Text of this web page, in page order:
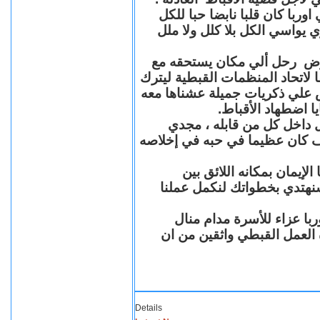
كان قلبا نابضا حبا للكل
يواسي الكل بلا كلل ولا ملل
رحل ألي مكان يستحقه مع
المنظمات القبطية ليترك
علي ذكريات جميلة عشناها معه
اضطهاد الأقباط.
داخل كل من قابله ، مجدي
عظيما في حبه في إخلاصه
بمكانه اللائق بين
بخطواتك لنكمل عملنا
عزاء للأسرة مدام منال
العمل القبطي واثقين من ان
Details